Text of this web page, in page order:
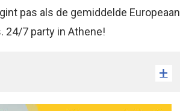
pas als de gemiddelde Europeaan
24/7 party in Athene!